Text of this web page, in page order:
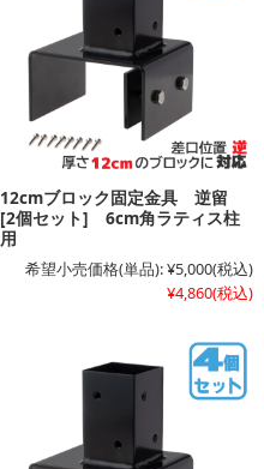
12cmブロック固定金具 逆留
[2個セット] 6cm角ラティス柱
用
希望小売価格(単品):¥5,000(税込)
¥4,860(税込)